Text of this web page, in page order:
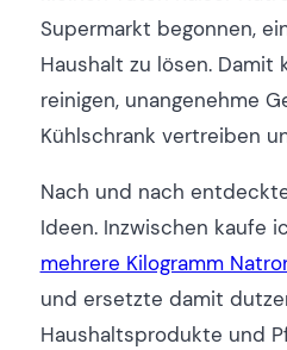
Supermarkt begonnen,
Haushalt zu lösen. Damit
reinigen, unangenehme
Kühlschrank vertreiben
Nach und nach
Ideen. Inzwischen kaufe
mehrere Kilogramm
und ersetzte damit
Haushaltsprodukte und